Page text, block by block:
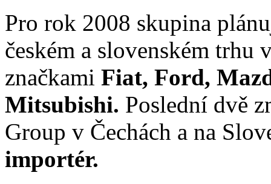
Pro rok 2008 skupina
českém a slovenském trhu
značkami Fiat, Ford,
Mitsubishi. Poslední dvě
Group v Čechách a na
importér.